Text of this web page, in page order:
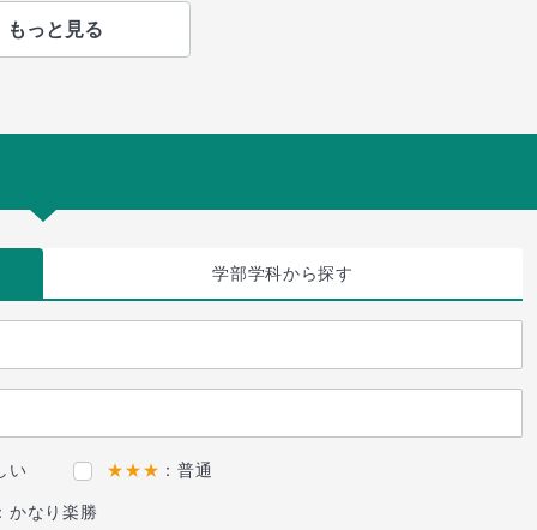
もっと見る
学部学科から探す
い ★★★ ：普通
かなり楽勝